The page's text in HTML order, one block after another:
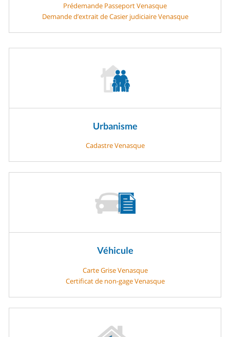
Prédemande Passeport Venasque
Demande d’extrait de Casier judiciaire Venasque
Urbanisme
Cadastre Venasque
Véhicule
Carte Grise Venasque
Certificat de non-gage Venasque